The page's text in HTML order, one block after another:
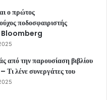
ο πρώτος
ποδοσφαιριστής
Bloomberg
από την παρουσίαση βιβλίου
Τι λένε συνεργάτες του